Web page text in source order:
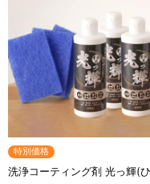
特別価格
洗浄コーティング剤 光っ輝(ひ